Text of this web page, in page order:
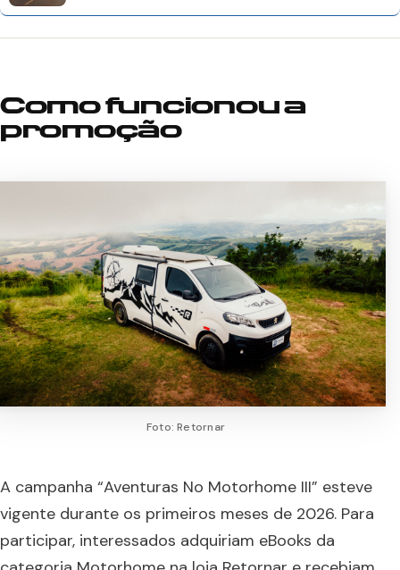
Como funcionou a
promoção
Foto: Retornar
A campanha “Aventuras No Motorhome III” esteve
vigente durante os primeiros meses de 2026. Para
participar, interessados adquiriam eBooks da